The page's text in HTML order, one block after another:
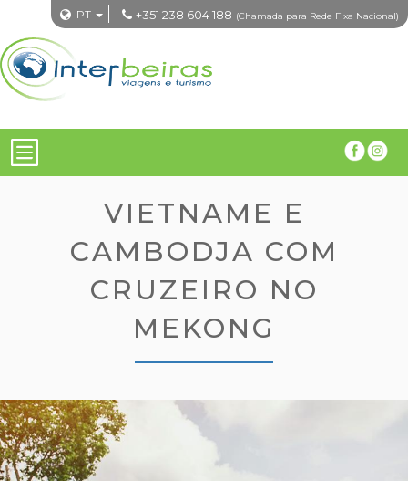
PT +351 238 604 188 (Chamada para Rede Fixa Nacional)
VIETNAME E
CAMBODJA COM
CRUZEIRO NO
MEKONG